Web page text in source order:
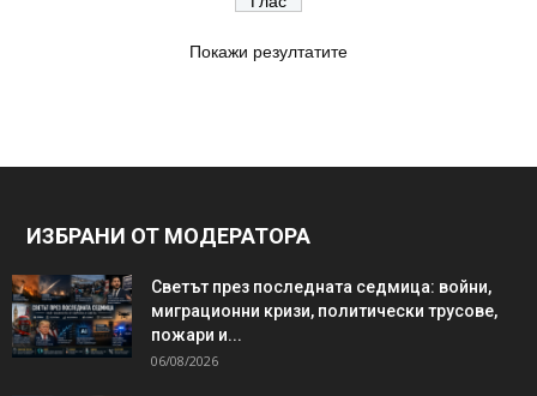
Покажи резултатите
ИЗБРАНИ ОТ МОДЕРАТОРА
Светът през последната седмица: войни,
миграционни кризи, политически трусове,
пожари и...
06/08/2026